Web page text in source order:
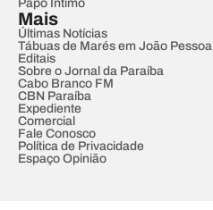
Papo Íntimo
Mais
Últimas Notícias
Tábuas de Marés em João Pessoa
Editais
Sobre o Jornal da Paraíba
Cabo Branco FM
CBN Paraíba
Expediente
Comercial
Fale Conosco
Política de Privacidade
Espaço Opinião